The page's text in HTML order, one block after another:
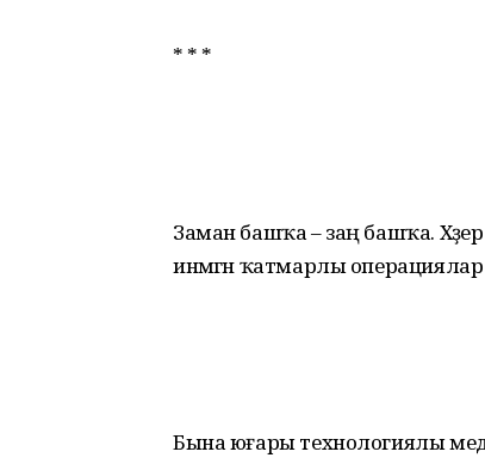
* * *
Заман башҡа – заң башҡа.
инмәгән ҡатмарлы
Бына юғары технологиялы